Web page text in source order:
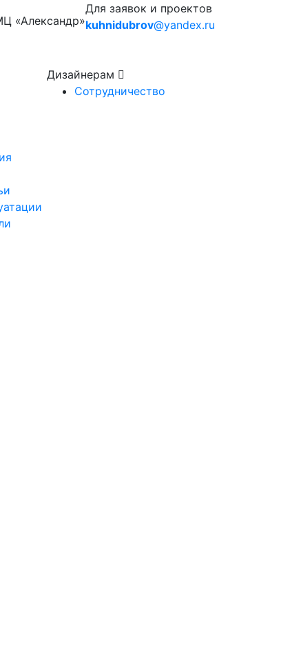
«Александр»
Для заявок и проектов
kuhnidubrov@yandex.ru
Дизайнерам
Сотрудничество